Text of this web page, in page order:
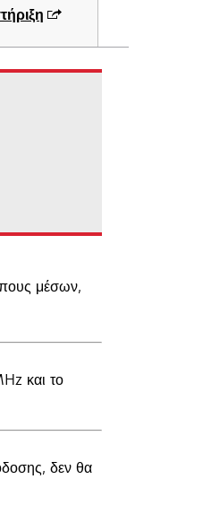
μέσων,
και το
δεν θα